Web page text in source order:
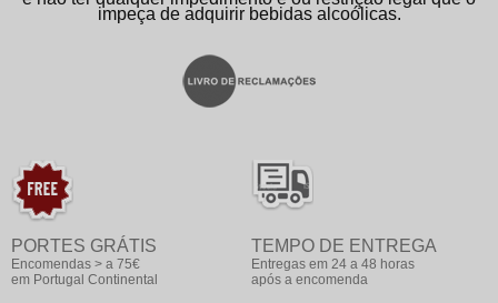
impeça de adquirir bebidas alcoólicas.
PORTES GRÁTIS
Encomendas > a 75€
em Portugal Continental
TEMPO DE ENTREGA
Entregas em 24 a 48 horas
após a encomenda